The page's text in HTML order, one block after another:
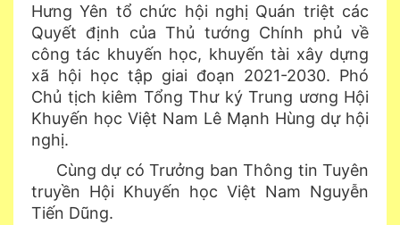
Hưng Yên tổ chức hội nghị Quán triệt các
Quyết định của Thủ tướng Chính phủ về
công tác khuyến học, khuyến tài xây dựng
xã hội học tập giai đoạn 2021-2030. Phó
Chủ tịch kiêm Tổng Thư ký Trung ương Hội
Khuyến học Việt Nam Lê Mạnh Hùng dự hội
nghị.
Cùng dự có Trưởng ban Thông tin Tuyên
truyền Hội Khuyến học Việt Nam Nguyễn
Tiến Dũng.